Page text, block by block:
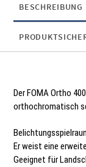
BESCHREIBUNG
Der FOMA Ortho
orthochromatisch
Er weist eine
Geeignet für